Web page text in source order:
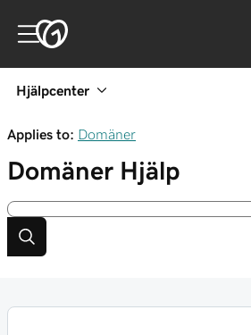
Hjälpcenter
Applies to: Domäner
Domäner Hjälp